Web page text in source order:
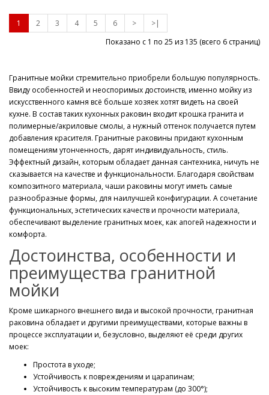
1 2 3 4 5 6 >
>|
Показано с 1 по 25 из 135 (всего 6 страниц)
Гранитные мойки стремительно приобрели большую популярность.
Ввиду особенностей и неоспоримых достоинств, именно мойку из
искусственного камня всё больше хозяек хотят видеть на своей
кухне. В состав таких кухонных раковин входит крошка гранита и
полимерные/акриловые смолы, а нужный оттенок получается путем
добавления красителя. Гранитные раковины придают кухонным
помещениям утонченность, дарят индивидуальность, стиль.
Эффектный дизайн, которым обладает данная сантехника, ничуть не
сказывается на качестве и функциональности. Благодаря свойствам
композитного материала, чаши раковины могут иметь самые
разнообразные формы, для наилучшей конфигурации. А сочетание
функциональных, эстетических качеств и прочности материала,
обеспечивают выделение гранитных моек, как апогей надежности и
комфорта.
Достоинства, особенности и
преимущества гранитной
мойки
Кроме шикарного внешнего вида и высокой прочности, гранитная
раковина обладает и другими преимуществами, которые важны в
процессе эксплуатации и, безусловно, выделяют её среди других
моек:
Простота в уходе;
Устойчивость к повреждениям и царапинам;
Устойчивость к высоким температурам (до 300°);